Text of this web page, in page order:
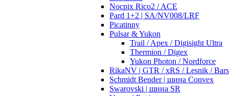
Nocpix Rico2 / ACE
Pard 1+2 | SA/NV008/LRF
Picatinny
Pulsar & Yukon
Trail / Apex / Digisight Ultra
Thermion / Digex
Yukon Photon / Nordforce
RikaNV | GTR / xRS / Lesnik /
Schmidt Bender | шина Convex
Swarovski | шина SR